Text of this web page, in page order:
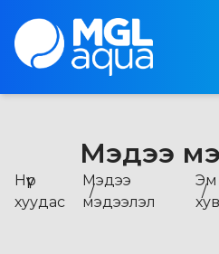
Мэдээ
Нүүр
хуудас
Мэдээ
мэдээлэл
Эм